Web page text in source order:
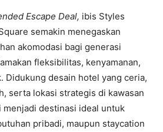
Escape Deal, ibis Styles
semakin menegaskan
akomodasi bagi generasi
fleksibilitas, kenyamanan,
Didukung desain hotel yang ceria,
serta lokasi strategis di kawasan
menjadi destinasi ideal untuk
pribadi, maupun staycation